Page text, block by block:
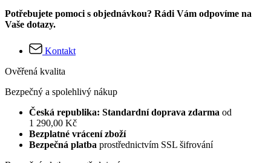
Potřebujete pomoci s objednávkou? Rádi Vám odpovíme na
Vaše dotazy.
Kontakt
Ověřená kvalita
Bezpečný a spolehlivý nákup
Česká republika: Standardní doprava zdarma od
1 290,00 Kč
Bezplatné vrácení zboží
Bezpečná platba prostřednictvím SSL šifrování